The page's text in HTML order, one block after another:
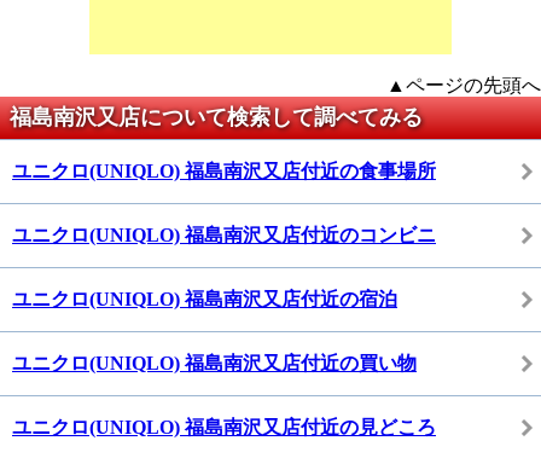
▲ページの先頭へ
福島南沢又店について検索して調べてみる
ユニクロ(UNIQLO) 福島南沢又店付近の食事場所
ユニクロ(UNIQLO) 福島南沢又店付近のコンビニ
ユニクロ(UNIQLO) 福島南沢又店付近の宿泊
ユニクロ(UNIQLO) 福島南沢又店付近の買い物
ユニクロ(UNIQLO) 福島南沢又店付近の見どころ